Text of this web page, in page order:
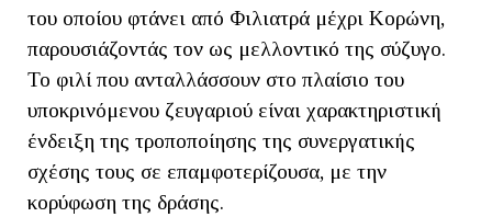
του οποίου φτάνει από Φιλιατρά μέχρι Κορώνη,
παρουσιάζοντάς τον ως μελλοντικό της σύζυγο.
Το φιλί που ανταλλάσσουν στο πλαίσιο του
υποκρινόμενου ζευγαριού είναι χαρακτηριστική
ένδειξη της τροποποίησης της συνεργατικής
σχέσης τους σε επαμφοτερίζουσα, με την
κορύφωση της δράσης.